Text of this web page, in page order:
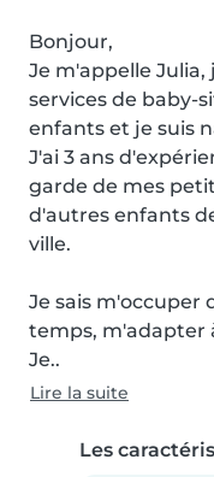
Bonjour,
Je m'appelle Julia,
services de baby-
enfants et je suis
J'ai 3 ans
garde de mes
d'autres enfants
ville.
Je sais m'occuper
temps, m'adapter
Je..
Lire la suite
Les